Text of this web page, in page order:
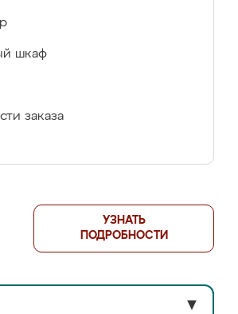
шкаф
заказа
УЗНАТЬ
ПОДРОБНОСТИ
▼